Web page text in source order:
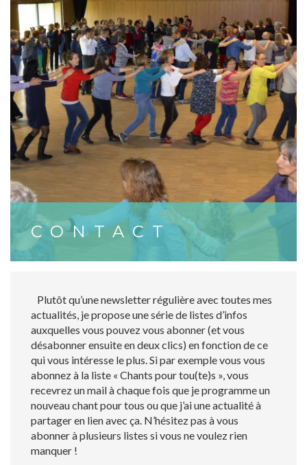
CONTACT
Plutôt qu’une newsletter régulière avec toutes mes
actualités, je propose une série de listes d’infos
auxquelles vous pouvez vous abonner (et vous
désabonner ensuite en deux clics) en fonction de ce
qui vous intéresse le plus. Si par exemple vous vous
abonnez à la liste « Chants pour tou(te)s », vous
recevrez un mail à chaque fois que je programme un
nouveau chant pour tous ou que j’ai une actualité à
partager en lien avec ça. N’hésitez pas à vous
abonner à plusieurs listes si vous ne voulez rien
manquer !